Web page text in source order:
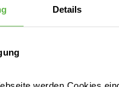
Details
& Anfahrt